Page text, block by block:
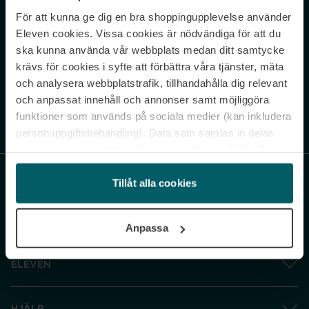
För att kunna ge dig en bra shoppingupplevelse använder
Eleven cookies. Vissa cookies är nödvändiga för att du
ska kunna använda vår webbplats medan ditt samtycke
krävs för cookies i syfte att förbättra våra tjänster, mäta
och analysera webbplatstrafik, tillhandahålla dig relevant
och anpassat innehåll och annonser samt möjliggöra
funktioner som används på sociala medier (kan inkludera
personuppgiftsbehandling). Data som samlas in delas
och gå vidare” accepterar du samtliga cookies medan du
under ”Inställningar” kan anpassa användningen av
cookies. Du kan återkalla ditt samtycke när som helst.
Tillåt alla cookies
Anpassa
Never miss a beat.
Sign up to our newsletter.
Genom att prenumerera accepterar du vår Integritetspolicy. Avprenumerera
ELEVEN